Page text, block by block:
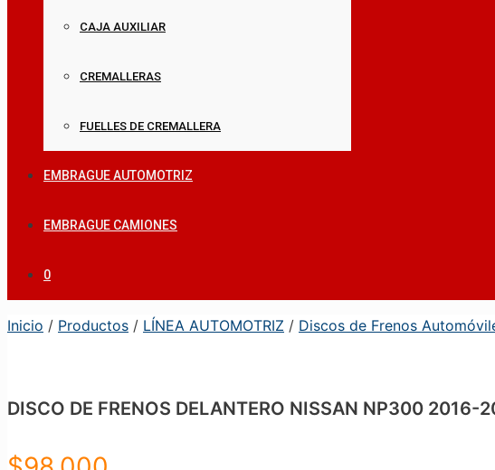
CAJA AUXILIAR
CREMALLERAS
FUELLES DE CREMALLERA
EMBRAGUE AUTOMOTRIZ
EMBRAGUE CAMIONES
0
Inicio / Productos / LÍNEA AUTOMOTRIZ / Discos de Frenos
DISCO DE FRENOS DELANTERO NISSAN NP300 2016-